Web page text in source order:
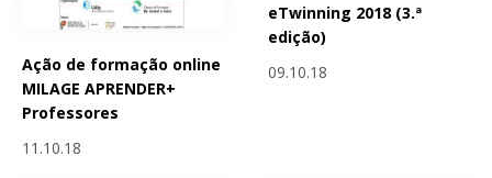
Ação de formação online
MILAGE APRENDER+
Professores
11.10.18
eTwinning 2018 (3.ª
edição)
09.10.18